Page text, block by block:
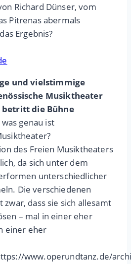
Richard Dünser, vom
Pitrenas abermals
Ergebnis?
und vielstimmige
Musiktheater
die Bühne
genau ist
des Freien Musiktheaters
da sich unter dem
unterschiedlicher
Die verschiedenen
dass sie sich allesamt
– mal in einer eher
einer eher
www.operundtanz.de/